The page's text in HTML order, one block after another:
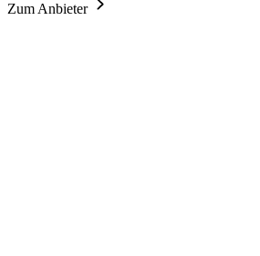
Zum Anbieter